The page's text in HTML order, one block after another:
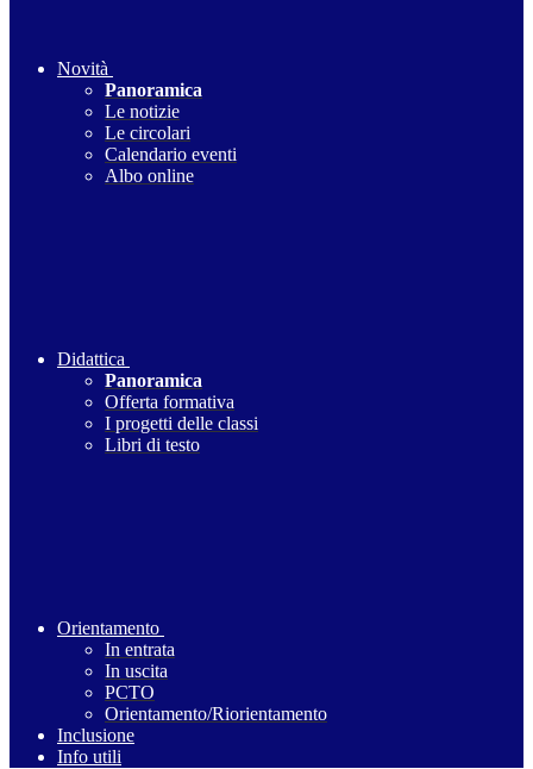
Novità
Panoramica
Le notizie
Le circolari
Calendario eventi
Albo online
Didattica
Panoramica
Offerta formativa
I progetti delle classi
Libri di testo
Orientamento
In entrata
In uscita
PCTO
Orientamento/Riorientamento
Inclusione
Info utili